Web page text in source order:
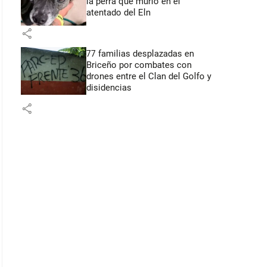
atentado del Eln
share
77 familias desplazadas en
Briceño por combates con
drones entre el Clan del Golfo y
disidencias
share